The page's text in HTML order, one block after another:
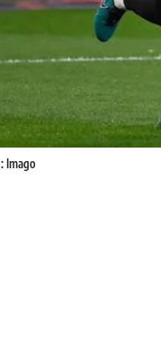
Imago